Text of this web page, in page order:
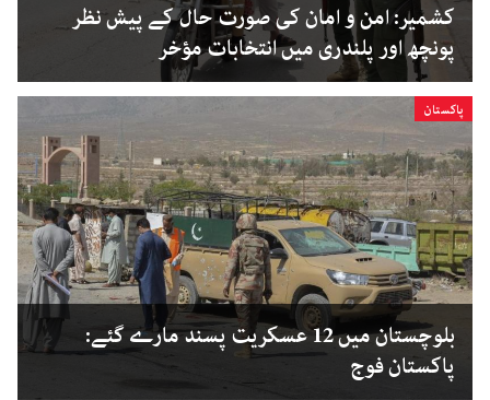
کشمیر: امن و امان کی صورت حال کے پیش نظر
پونچھ اور پلندری میں انتخابات مؤخر
پاکستان
بلوچستان میں 12 عسکریت پسند مارے گئے:
پاکستان فوج